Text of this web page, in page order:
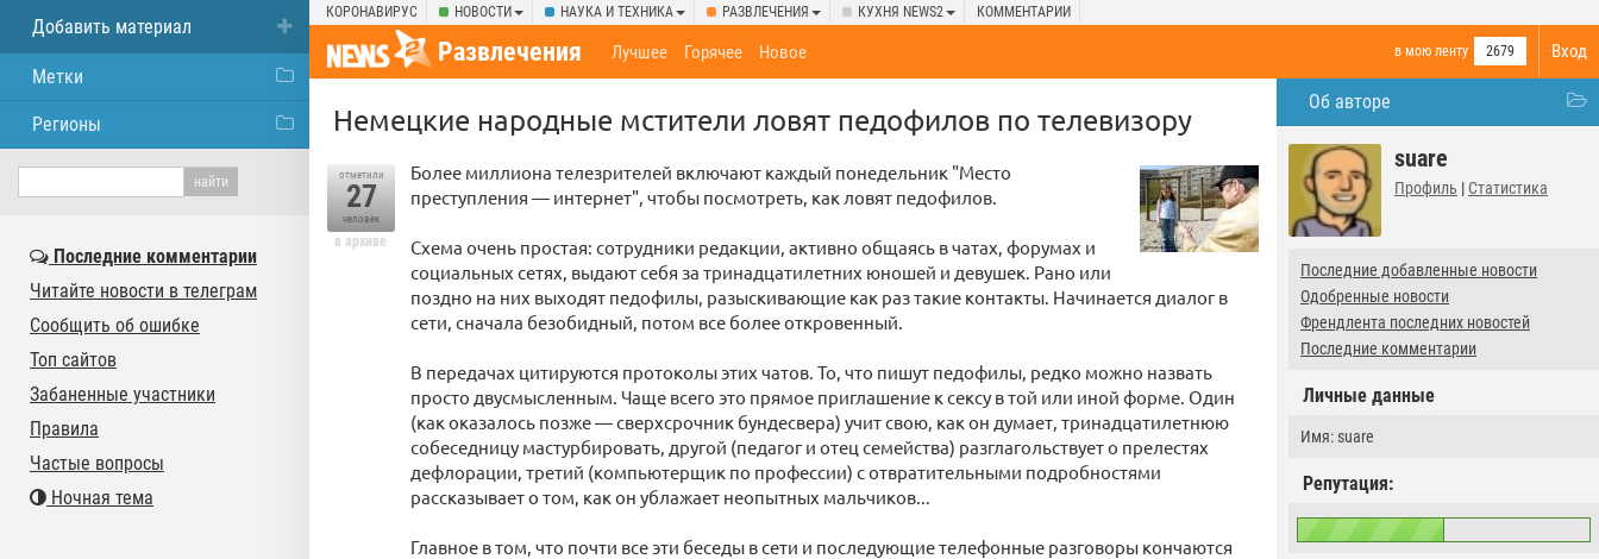
КОРОНАВИРУС НОВОСТИ НАУКА И ТЕХНИКА РАЗВЛЕЧЕНИЯ КУХНЯ NEWS2 КОММЕНТАРИИ
Вход
Развлечения в мою ленту 2679
Лучшее Горячее Новое
Об авторе
suare
Профиль | Статистика
Последние добавленные новости
Одобренные новости
Френдлента последних новостей
Последние комментарии
Личные данные
Имя: suare
Репутация:
Немецкие народные мстители ловят педофилов по телевизору
отметили
27
человек
в архиве
Более миллиона телезрителей включают каждый понедельник "Место
преступления — интернет", чтобы посмотреть, как ловят педофилов.
Схема очень простая: сотрудники редакции, активно общаясь в чатах, форумах и
социальных сетях, выдают себя за тринадцатилетних юношей и девушек. Рано или
поздно на них выходят педофилы, разыскивающие как раз такие контакты. Начинается диалог в
сети, сначала безобидный, потом все более откровенный.
В передачах цитируются протоколы этих чатов. То, что пишут педофилы, редко можно назвать
просто двусмысленным. Чаще всего это прямое приглашение к сексу в той или иной форме. Один
(как оказалось позже — сверхсрочник бундесвера) учит свою, как он думает, тринадцатилетнюю
собеседницу мастурбировать, другой (педагог и отец семейства) разглагольствует о прелестях
дефлорации, третий (компьютерщик по профессии) с отвратительными подробностями
рассказывает о том, как он ублажает неопытных мальчиков...
Главное в том, что почти все эти беседы в сети и последующие телефонные разговоры кончаются
Добавить материал
Метки
Регионы
Последние комментарии
Читайте новости в телеграм
Сообщить об ошибке
Топ сайтов
Забаненные участники
Правила
Частые вопросы
Ночная тема